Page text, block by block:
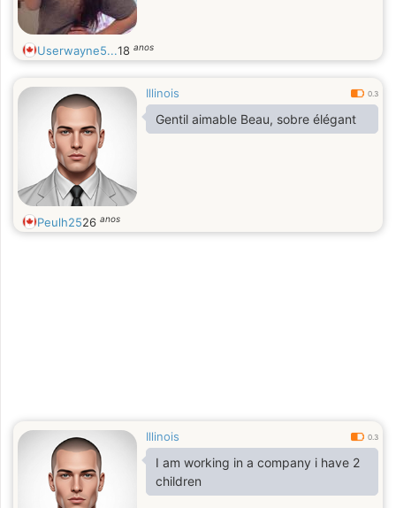
Userwayne5...18 anos
Illinois 0.3
Gentil aimable Beau, sobre élégant
Peulh2526 anos
Illinois 0.3
I am working in a company i have 2
children